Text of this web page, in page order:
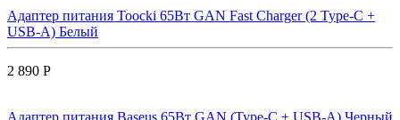
Адаптер питания Toocki 65Вт GAN Fast Charger (2 Type-C +
USB-A) Белый
2 890 Р